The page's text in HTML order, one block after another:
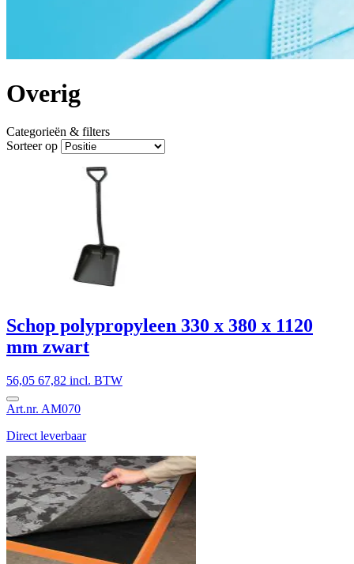
Overig
Categorieën & filters
Sorteer op
Schop polypropyleen 330 x 380 x 1120
mm zwart
56,05 67,82 incl. BTW
Art.nr. AM070
Direct leverbaar